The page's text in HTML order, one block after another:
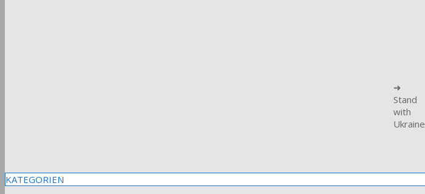
➜
Stand
with
Ukraine
KATEGORIEN